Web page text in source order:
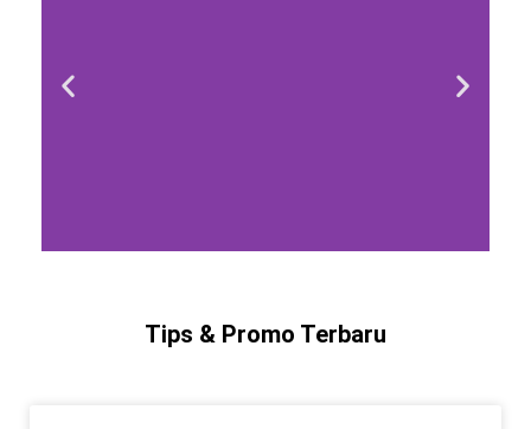
Tips & Promo Terbaru